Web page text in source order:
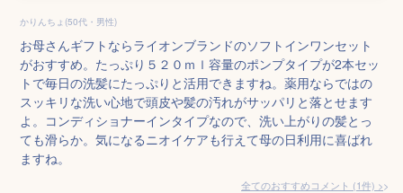
かりんちょ(50代・男性)
お母さんギフトならライオンブランドのソフトインワンセット
がおすすめ。たっぷり５２０ｍｌ容量のポンプタイプが2本セッ
トで毎日の洗髪にたっぷりと活用できますね。薬用ならではの
スッキリな洗い心地で頭皮や髪の汚れがサッパリと落とせます
よ。コンディショナーインタイプなので、洗い上がりの髪とっ
ても滑らか。気になるニオイケアも行えて母の日利用に喜ばれ
ますね。
全てのおすすめコメント (1件) >